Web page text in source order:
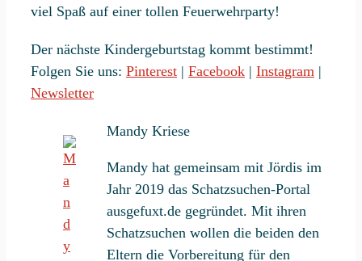
viel Spaß auf einer tollen Feuerwehrparty!
Der nächste Kindergeburtstag kommt bestimmt!
Folgen Sie uns: Pinterest | Facebook | Instagram |
Newsletter
Mandy Kriese
Mandy hat gemeinsam mit Jördis im
Jahr 2019 das Schatzsuchen-Portal
ausgefuxt.de gegründet. Mit ihren
Schatzsuchen wollen die beiden den
Eltern die Vorbereitung für den